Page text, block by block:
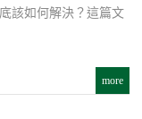
該如何解決？這篇文
more